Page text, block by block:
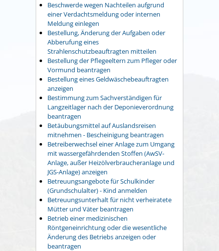
Beschwerde wegen Nachteilen aufgrund
einer Verdachtsmeldung oder internen
Meldung einlegen
Bestellung, Änderung der Aufgaben oder
Abberufung eines
Strahlenschutzbeauftragten mitteilen
Bestellung der Pflegeeltern zum Pfleger oder
Vormund beantragen
Bestellung eines Geldwäschebeauftragten
anzeigen
Bestimmung zum Sachverständigen für
Langzeitlager nach der Deponieverordnung
beantragen
Betäubungsmittel auf Auslandsreisen
mitnehmen - Bescheinigung beantragen
Betreiberwechsel einer Anlage zum Umgang
mit wassergefährdenden Stoffen (AwSV-
Anlage, außer Heizölverbraucheranlage und
JGS-Anlage) anzeigen
Betreuungsangebote für Schulkinder
(Grundschulalter) - Kind anmelden
Betreuungsunterhalt für nicht verheiratete
Mütter und Väter beantragen
Betrieb einer medizinischen
Röntgeneinrichtung oder die wesentliche
Änderung des Betriebs anzeigen oder
beantragen